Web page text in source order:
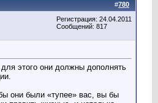
#780
Регистрация: 24.04.2011
Сообщений: 817
этого они должны дополнять
они были «тупее» вас, вы бы